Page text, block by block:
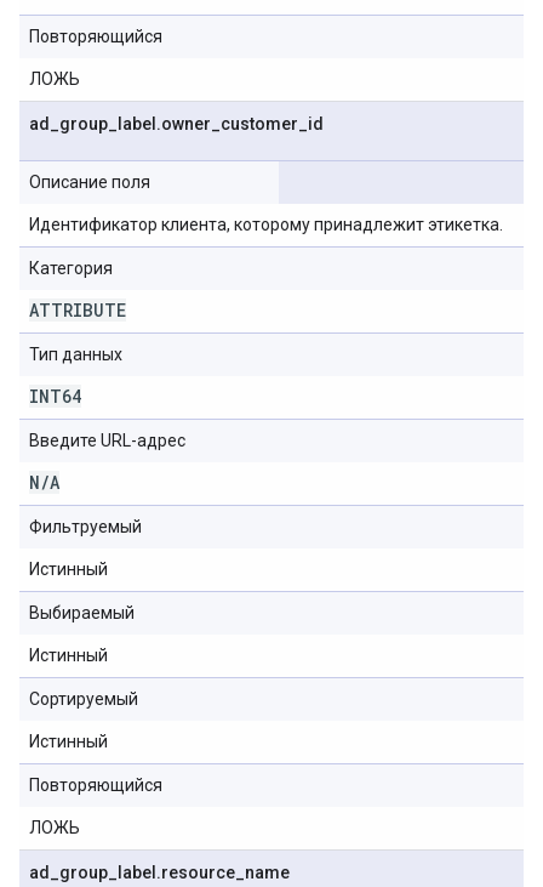
Повторяющийся
ЛОЖЬ
ad group label .owner customer id
Описание поля
Идентификатор клиента, которому принадлежит этикетка.
Категория
ATTRIBUTE
Тип данных
INT64
Введите URL-адрес
N/A
Фильтруемый
Истинный
Выбираемый
Истинный
Сортируемый
Истинный
Повторяющийся
ЛОЖЬ
ad group label .resource name